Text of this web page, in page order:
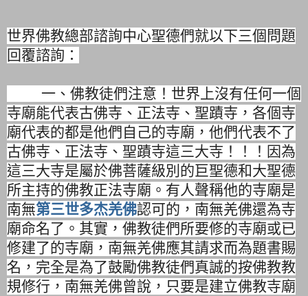
世界佛教總部諮詢中心聖德們就以下三個問題
回覆諮詢：
一、佛教徒們注意！世界上沒有任何一個
寺廟能代表古佛寺、 正法寺、聖蹟寺，各個寺
廟代表的都是他們自己的寺廟， 他們代表不了
古佛寺、正法寺、聖蹟寺這三大寺！！！ 因為
這三大寺是屬於佛菩薩級別的巨聖德和大聖德
所主持的佛教正法寺廟。有人聲稱他的寺廟是
南無第三世多杰羌佛認可的， 南無羌佛還為寺
廟命名了。其實， 佛教徒們所要修的寺廟或已
修建了的寺廟， 南無羌佛應其請求而為題書賜
名， 完全是為了鼓勵佛教徒們真誠的按佛教教
規修行，南無羌佛曾說， 只要是建立佛教寺廟